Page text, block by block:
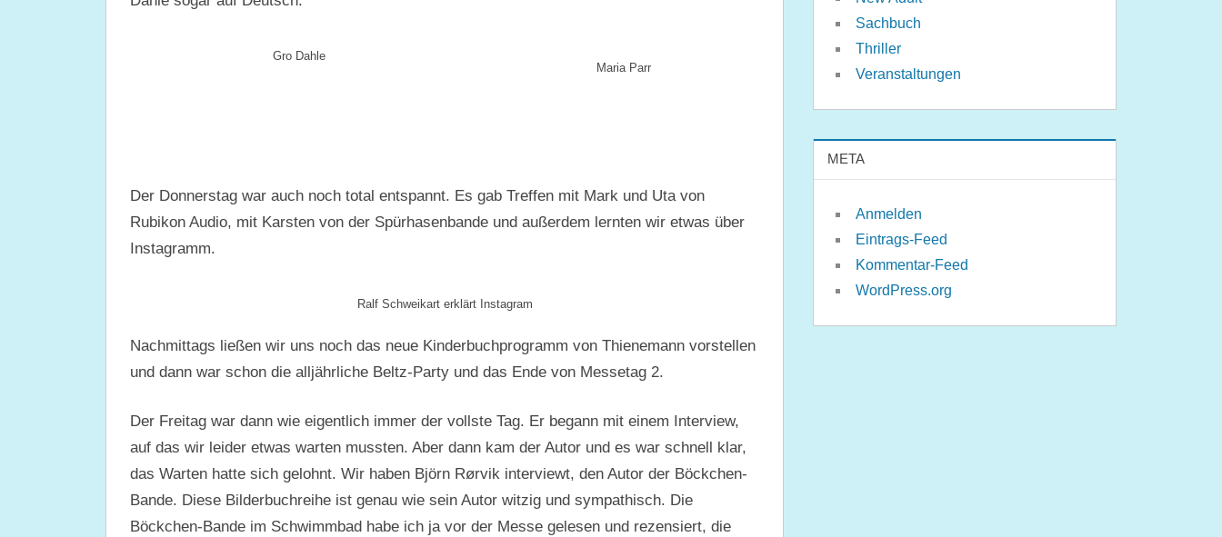
Maria Parr
Gro Dahle
Der Donnerstag war auch noch total entspannt. Es gab Treffen mit Mark und Uta von
Rubikon Audio, mit Karsten von der Spürhasenbande und außerdem lernten wir etwas über
Instagramm.
Ralf Schweikart erklärt Instagram
Nachmittags ließen wir uns noch das neue Kinderbuchprogramm von Thienemann vorstellen
und dann war schon die alljährliche Beltz-Party und das Ende von Messetag 2.
Der Freitag war dann wie eigentlich immer der vollste Tag. Er begann mit einem Interview,
auf das wir leider etwas warten mussten. Aber dann kam der Autor und es war schnell klar,
das Warten hatte sich gelohnt. Wir haben Björn Rørvik interviewt, den Autor der Böckchen-
Bande. Diese Bilderbuchreihe ist genau wie sein Autor witzig und sympathisch. Die
Böckchen-Bande im Schwimmbad habe ich ja vor der Messe gelesen und rezensiert, die
Sachbuch
Thriller
Veranstaltungen
META
Anmelden
Eintrags-Feed
Kommentar-Feed
WordPress.org